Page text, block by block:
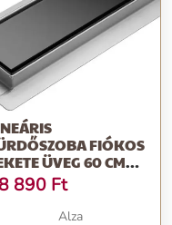
FIÓKOS
ÜVEG 60 CM
ÉS SZÁRAZ
890 Ft
Alza